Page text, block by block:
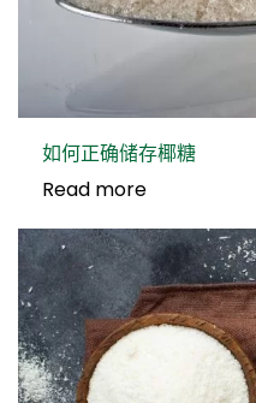
如何正确储存椰糖
Read more